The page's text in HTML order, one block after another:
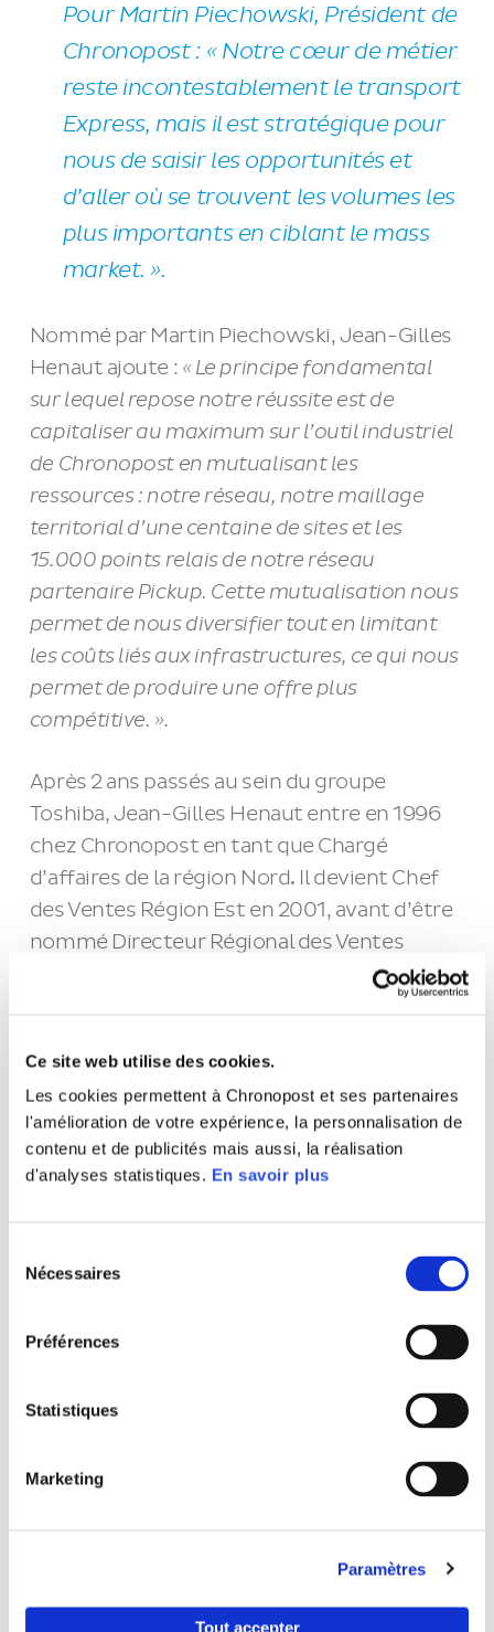
Ce site web utilise des cookies.
Les cookies permettent à Chronopost et ses partenaires
l'amélioration de votre expérience, la personnalisation de
contenu et de publicités mais aussi, la réalisation
d'analyses statistiques. En savoir plus
Nécessaires
Préférences
Statistiques
Marketing
Paramètres
Tout accepter
Pour Martin Piechowski, Président de
Chronopost : « Notre cœur de métier
reste incontestablement le transport
Express, mais il est stratégique pour
nous de saisir les opportunités et
d’aller où se trouvent les volumes les
plus importants en ciblant le mass
market. ».
Nommé par Martin Piechowski, Jean-Gilles
Henaut ajoute : «Le principe fondamental
sur lequel repose notre réussite est de
capitaliser au maximum sur l’outil industriel
de Chronopost en mutualisant les
ressources : notre réseau, notre maillage
territorial d’une centaine de sites et les
15.000 points relais de notre réseau
partenaire Pickup. Cette mutualisation nous
permet de nous diversifier tout en limitant
les coûts liés aux infrastructures, ce qui nous
permet de produire une offre plus
compétitive. ».
Après 2 ans passés au sein du groupe
Toshiba, Jean-Gilles Henaut entre en 1996
chez Chronopost en tant que Chargé
d’affaires de la région Nord. Il devient Chef
des Ventes Région Est en 2001, avant d’être
nommé Directeur Régional des Ventes
Région Nord-Est en 2006, puis Directeur
< COMMUNIQUÉ
PRÉCÉDENT
COMMUNIQUÉ
SUIVANT >